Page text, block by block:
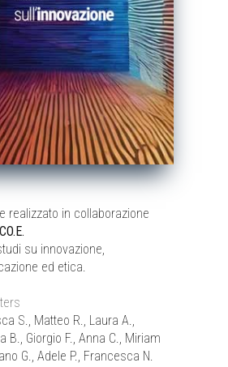
realizzato in collaborazione
su innovazione,
ed etica.
S., Matteo R., Laura A.,
B., Giorgio F., Anna C., Miriam
G., Adele P., Francesca N.